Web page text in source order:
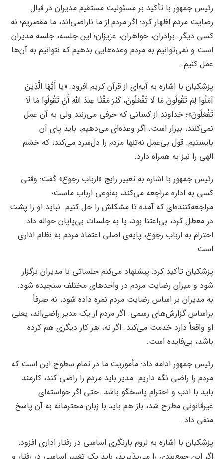
رئیس جمهور با تأکید بر مسئولیت مستقیم مدیران در قبال
رضایت مردم اظهار کرد: اگر مردم از ما ناراضی‌اند، ما مقصریم؛ نه
کسی دیگر. برادران، خواهران، عزیزان؛ این جلسه، جلسه مدیران
است و نمی‌توانیم به مردم وعده‌هایی بدهیم که نتوانیم به آن‌ها
عمل کنیم.
پزشکیان با اشاره به آیه‌ای از قرآن کریم افزود: «یا أَیُّهَا الَّذِینَ
آمَنُوا لِمَ تَقُولُونَ مَا لَا تَفْعَلُونَ، کَبُرَ مَقْتًا عِندَ اللَّهِ أَنْ تَقُولُوا مَا لَا
تَفْعَلُونَ»؛ خداوند از کسانی که حرفی می‌زنند ولی به آن عمل
نمی‌کنند، بیزار است. اگر وعده‌ای می‌دهیم، باید پای آن
بایستیم. قول بی‌عمل نه‌تنها مردم را دل‌سرد می‌کند، که خشم
الهی را نیز به همراه دارد.
رئیس جمهور با اشاره به تعبیر رایج «ارباب رجوع» گفت: وقتی
کسی به اداره مراجعه می‌کند، به‌نوعی ارباب ماست؛
مراجعه‌کننده‌ای که آمده تا مشکلش را حل کنیم. نباید او را پشت
در معطل کرد، بی‌اعتنا بود، یا به جلسات بی‌پایان حواله داد.
احترام به ارباب رجوع، پایه‌ی اصلی اعتماد مردم به نظام اداری
است.
پزشکیان تأکید کرد: پیشنهاد می‌کنم جلساتی با مدیران برگزار
شود و میزان رضایت مردم در واحدهای مختلف سنجیده شود.
به مدیران بر اساس رضایت مردم نمره داده شود، نه صرفاً
براساس گزارش‌های رسمی. اگر مردم از یک مدیر راضی‌اند، یعنی
او واقعاً دارد خدمت می‌کند. اگر نه، هر کار دیگری هم کرده
باشد، بی‌فایده است.
رئیس جمهور ادامه داد: مأموریت ما در تمام سطوح این است که
مردم را راضی نگه داریم. مدیر باید مردم را راضی کند، کارمند
باید با ادب و احترام پاسخگو باشد. حتی اگر خواسته‌ای
غیرقانونی مطرح شد، باز هم باید با زبان محترمانه به آن پاسخ
منفی داد.
پزشکیان با اشاره به لزوم بازنگری اساسی در رفتار اداری افزود:
اگر این جمع‌بندی را می‌پذیرید، باید یک تغییر اساسی در رفتار و